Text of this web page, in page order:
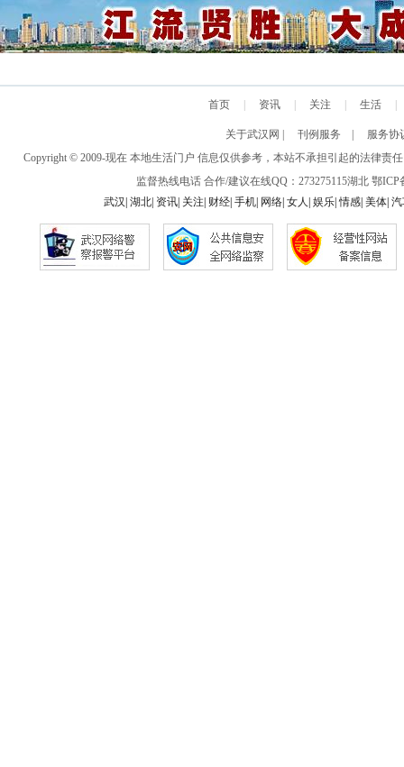
首页 资讯 关注 生活
关于武汉网 刊例服务
服务协
Copyright © 2009-现在 本地生活门户 信息仅供参考，本站不承担引起的法律
监督热线电话 合作/建议在线QQ：273275115湖北 鄂ICP
武汉 湖北| 资讯| 关注 财经| 手机| 网络| 女人 娱乐|情感| 美体| 汽